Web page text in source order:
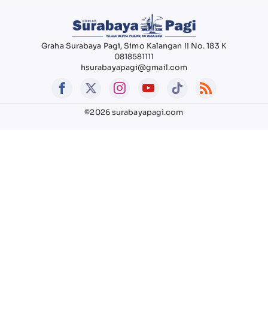
Graha Surabaya Pagi, Simo Kalangan II No. 183 K
0818581111
hsurabayapagi@gmail.com
©2026 surabayapagi.com